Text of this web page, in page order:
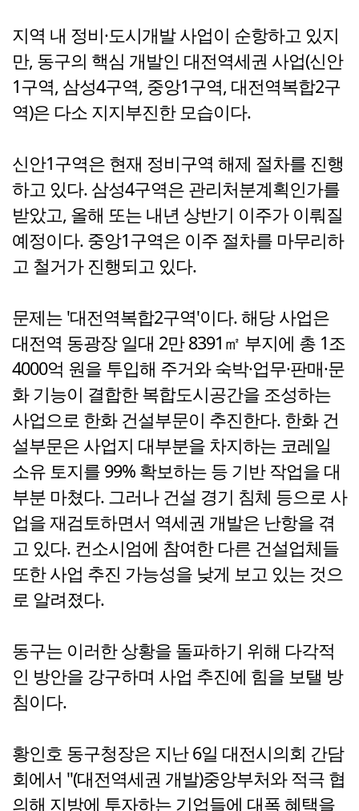
지역 내 정비·도시개발 사업이 순항하고 있지
만, 동구의 핵심 개발인 대전역세권 사업(신안
1구역, 삼성4구역, 중앙1구역, 대전역복합2구
역)은 다소 지지부진한 모습이다.
신안1구역은 현재 정비구역 해제 절차를 진행
하고 있다. 삼성4구역은 관리처분계획인가를
받았고, 올해 또는 내년 상반기 이주가 이뤄질
예정이다. 중앙1구역은 이주 절차를 마무리하
고 철거가 진행되고 있다.
문제는 '대전역복합2구역'이다. 해당 사업은
대전역 동광장 일대 2만 8391㎡ 부지에 총 1조
4000억 원을 투입해 주거와 숙박·업무·판매·문
화 기능이 결합한 복합도시공간을 조성하는
사업으로 한화 건설부문이 추진한다. 한화 건
설부문은 사업지 대부분을 차지하는 코레일
소유 토지를 99% 확보하는 등 기반 작업을 대
부분 마쳤다. 그러나 건설 경기 침체 등으로 사
업을 재검토하면서 역세권 개발은 난항을 겪
고 있다. 컨소시엄에 참여한 다른 건설업체들
또한 사업 추진 가능성을 낮게 보고 있는 것으
로 알려졌다.
동구는 이러한 상황을 돌파하기 위해 다각적
인 방안을 강구하며 사업 추진에 힘을 보탤 방
침이다.
황인호 동구청장은 지난 6일 대전시의회 간담
회에서 "(대전역세권 개발)중앙부처와 적극 협
의해 지방에 투자하는 기업들에 대폭 혜택을